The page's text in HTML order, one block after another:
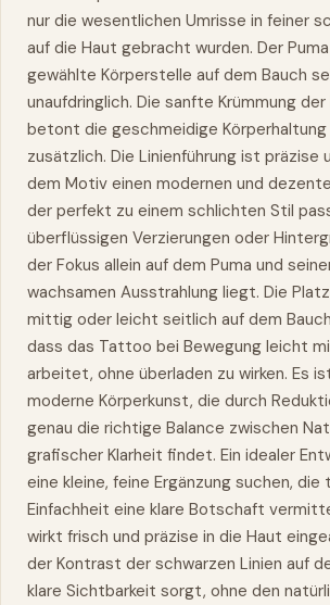
nur die wesentlichen Umrisse in feiner
auf die Haut gebracht wurden. Der
gewählte Körperstelle auf dem Bauch
unaufdringlich. Die sanfte Krümmung
betont die geschmeidige
zusätzlich. Die Linienführung ist präzise
dem Motiv einen modernen und
der perfekt zu einem schlichten Stil
überflüssigen Verzierungen oder
der Fokus allein auf dem Puma und
wachsamen Ausstrahlung liegt. Die
mittig oder leicht seitlich auf dem
dass das Tattoo bei Bewegung leicht
arbeitet, ohne überladen zu wirken. Es
moderne Körperkunst, die durch
genau die richtige Balance zwischen
grafischer Klarheit findet. Ein idealer
eine kleine, feine Ergänzung suchen,
Einfachheit eine klare Botschaft
wirkt frisch und präzise in die Haut
der Kontrast der schwarzen Linien auf
klare Sichtbarkeit sorgt, ohne den